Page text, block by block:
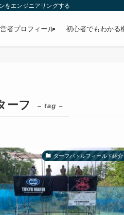
をエンジニアリングする
者プロフィール 初心者でもわかる
ーフ – tag –
ターフバトルフィールド紹介